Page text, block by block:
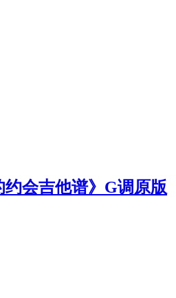
约会吉他谱》G调原版